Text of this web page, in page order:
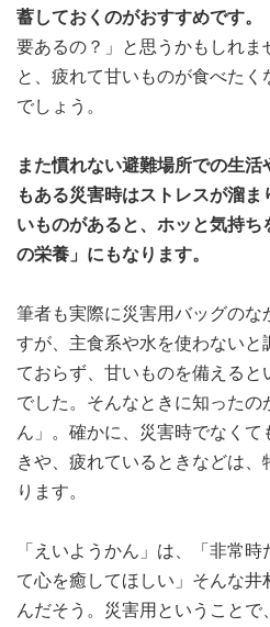
蓄しておくのがおすすめです。
要あるの？」と思うかもしれま
と、疲れて甘いものが食べた
でしょう。
また慣れない避難場所での生
もある災害時はストレスが溜
いものがあると、ホッと気持
の栄養」にもなります。
筆者も実際に災害用バッグのな
すが、主食系や水を使わない
ておらず、甘いものを備える
でした。そんなときに知った
ん」。確かに、災害時でなくて
きや、疲れているときなどは
ります。
「えいようかん」は、「非常
て心を癒してほしい」そんな井
んだそう。災害用ということで